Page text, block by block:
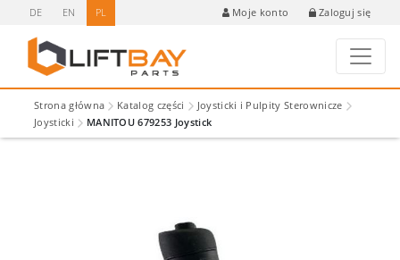
DE EN PL Moje konto Zaloguj się
Strona główna Katalog części
Joysticki i Pulpity Sterownicze
Joysticki
MANITOU 679253 Joystick